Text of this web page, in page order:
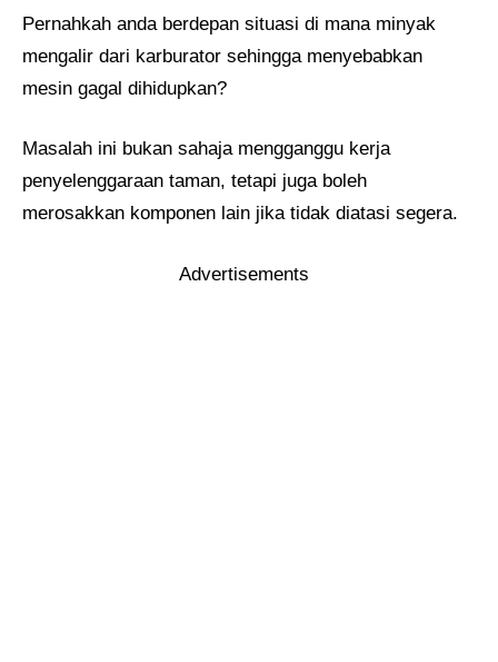
Pernahkah anda berdepan situasi di mana minyak
mengalir dari karburator sehingga menyebabkan
mesin gagal dihidupkan?
Masalah ini bukan sahaja mengganggu kerja
penyelenggaraan taman, tetapi juga boleh
merosakkan komponen lain jika tidak diatasi segera.
Advertisements